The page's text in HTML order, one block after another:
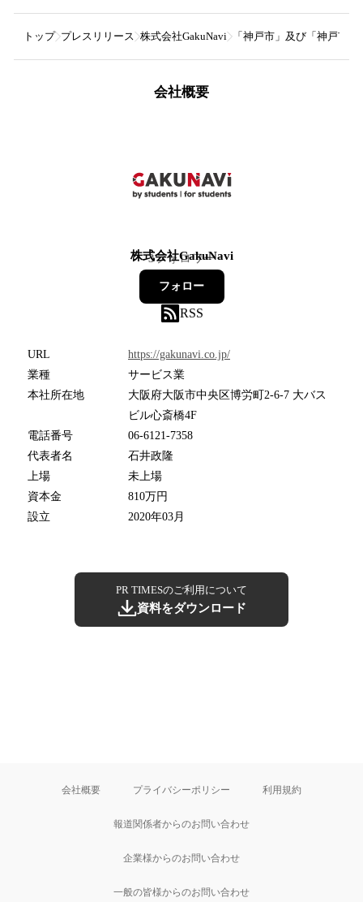
トップ プレスリリース 株式会社GakuNavi 「神戸市」及び「神戸市
会社概要
株式会社GakuNavi
3フォロワー
フォロー
RSS
URL
https://gakunavi.co.jp/
業種
サービス業
本社所在地
大阪府大阪市中央区博労町2-6-7 大バス
ビル心斎橋4F
電話番号
06-6121-7358
代表者名
石井政隆
上場
未上場
資本金
810万円
設立
2020年03月
PR TIMESのご利用について
資料をダウンロード
会社概要 プライバシーポリシー 利用規約
報道関係者からのお問い合わせ
企業様からのお問い合わせ
一般の皆様からのお問い合わせ